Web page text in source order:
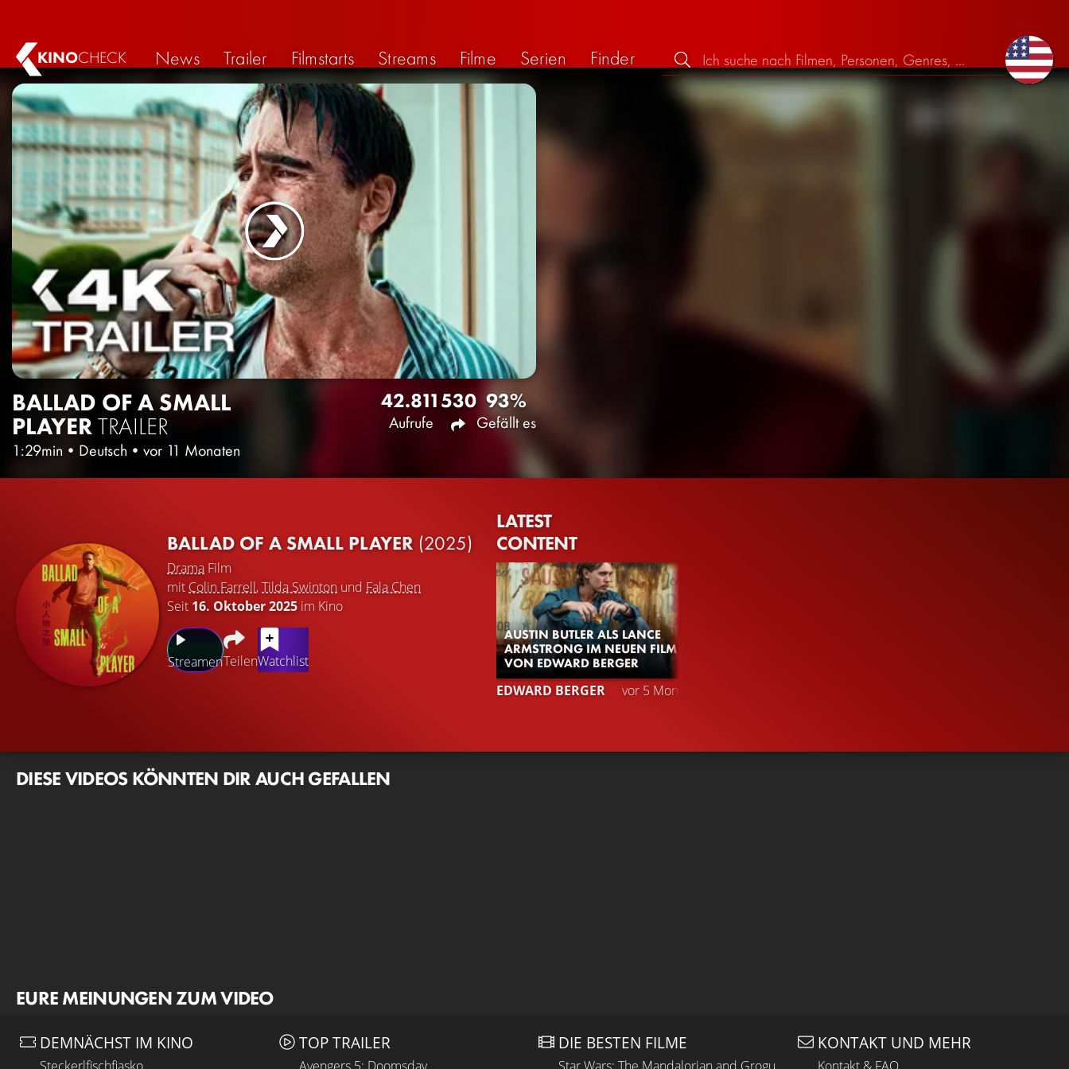
KINOCHECK News Trailer Filmstarts Streams Filme Serien Finder
BALLAD OF A SMALL
PLAYERTRAILER
1:29min • Deutsch • vor 11 Monaten
42.811
Aufrufe
530 93%
Gefällt es
BALLAD OF A SMALL PLAYER (2025)
Drama Film
mit Colin Farrell,Tilda Swinton und Fala Chen
Seit 16. Oktober 2025im Kino
StreamenTeilenWatchlist
LATEST
CONTENT
AUSTIN BUTLER ALS LANCE
ARMSTRONG IM NEUEN FILM
VON EDWARD BERGER
EDWARD BERGER vor 5 Monaten
DIESE VIDEOS KÖNNTEN DIR AUCH GEFALLEN
EURE MEINUNGEN ZUM VIDEO
DEMNÄCHST IM KINO TOP TRAILER DIE BESTEN FILME KONTAKT UND MEHR